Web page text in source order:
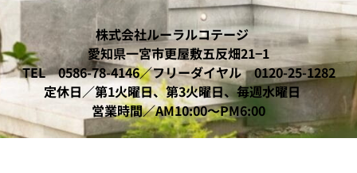
株式会社ルーラルコテージ
愛知県一宮市更屋敷五反畑21−1
TEL 0586-78-4146／フリーダイヤル 0120-25-1282
定休日／第1火曜日、第3火曜日、毎週水曜日
営業時間／AM10:00〜PM6:00